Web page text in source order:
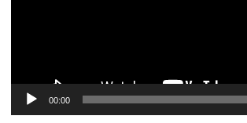
00:00